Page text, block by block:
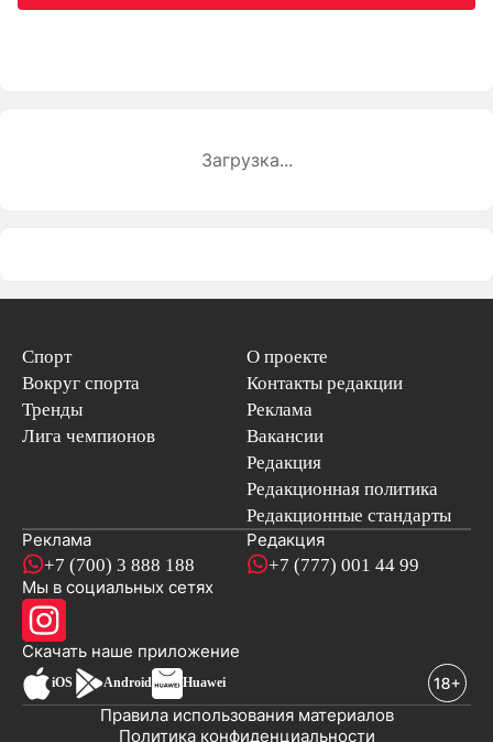
Загрузка...
Спорт
Вокруг спорта
Тренды
Лига чемпионов
О проекте
Контакты редакции
Реклама
Вакансии
Редакция
Редакционная политика
Редакционные стандарты
Реклама
+7 (700) 3 888 188
Редакция
+7 (777) 001 44 99
Мы в социальных сетях
Скачать наше приложениеновостей
iOS Android Huawei
Политика конфиденциальности
Правила использования материалов